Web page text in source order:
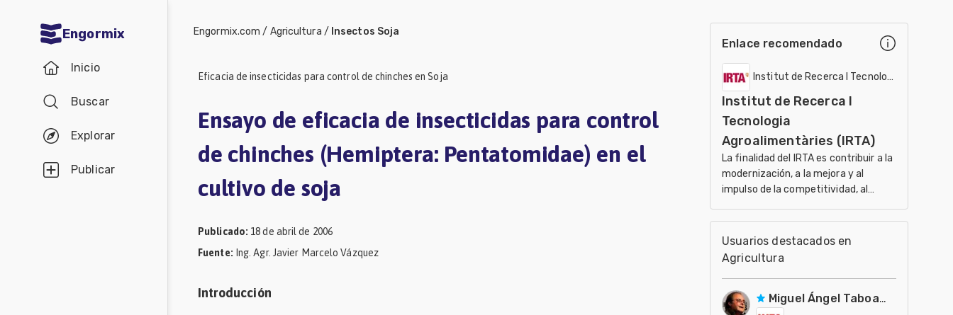
Engormix
Inicio
Buscar
Explorar
Publicar
Balanceados
Ganadería
Lechería
Micotoxinas
Engormix.com / Agricultura / Insectos Soja
Eficacia de insecticidas para control de chinches en Soja
Ensayo de eficacia de insecticidas para control
de chinches (Hemiptera: Pentatomidae) en el
cultivo de soja
Publicado: 18 de abril de 2006
Fuente: Ing. Agr. Javier Marcelo Vázquez
Introducción
Enlace recomendado
Institut de Recerca I Tecnologia
Institut de Recerca I
Tecnologia
Agroalimentàries (IRTA)
La finalidad del IRTA es contribuir a la
modernización, a la mejora y al
impulso de la competitividad, al
agrario, ali
Usuarios destacados en
Agricultura
Miguel Ángel Taboada